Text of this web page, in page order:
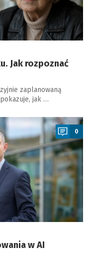
Jak rozpoznać
zaplanowaną
jak …
0
w AI